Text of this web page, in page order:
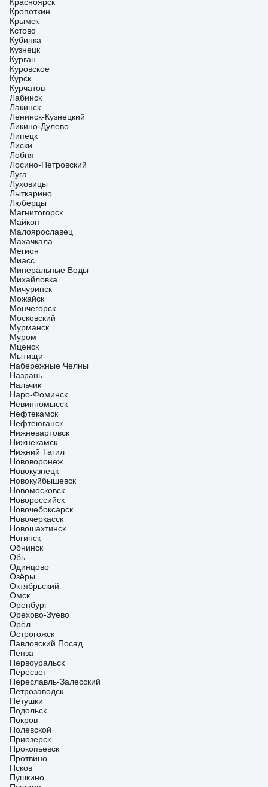
Кропоткин
Крымск
Кстово
Кубинка
Кузнецк
Курган
Куровское
Курск
Курчатов
Лабинск
Лакинск
Ленинск-Кузнецкий
Ликино-Дулево
Липецк
Лиски
Лобня
Лосино-Петровский
Луга
Луховицы
Лыткарино
Люберцы
Магнитогорск
Майкоп
Малоярославец
Махачкала
Мегион
Миасс
Минеральные Воды
Михайловка
Мичуринск
Можайск
Мончегорск
Московский
Мурманск
Муром
Мценск
Мытищи
Набережные Челны
Назрань
Нальчик
Наро-Фоминск
Невинномысск
Нефтекамск
Нефтеюганск
Нижневартовск
Нижнекамск
Нижний Тагил
Нововоронеж
Новокузнецк
Новокуйбышевск
Новомосковск
Новороссийск
Новочебоксарск
Новочеркасск
Новошахтинск
Ногинск
Обнинск
Обь
Одинцово
Озёры
Октябрьский
Омск
Оренбург
Орехово-Зуево
Орёл
Острогожск
Павловский Посад
Пенза
Первоуральск
Пересвет
Переславль-Залесский
Петрозаводск
Петушки
Подольск
Покров
Полевской
Приозерск
Прокопьевск
Протвино
Псков
Пушкино